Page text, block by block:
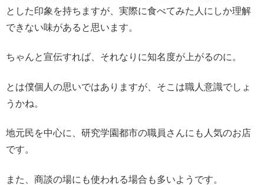
とした印象を持ちますが、実際に食べてみた人にしか理解
できない味があると思います。
ちゃんと宣伝すれば、それなりに知名度が上がるのに。
とは僕個人の思いではありますが、そこは職人意識でしょ
うかね。
地元民を中心に、研究学園都市の職員さんにも人気のお店
です。
また、商談の場にも使われる場合も多いようです。